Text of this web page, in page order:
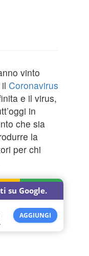
vinto
Coronavirus
e il virus,
in
che sia
la
per chi
su Google.
AGGIUNGI